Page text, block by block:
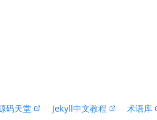
码天堂 Jekyll中文教程 术语库